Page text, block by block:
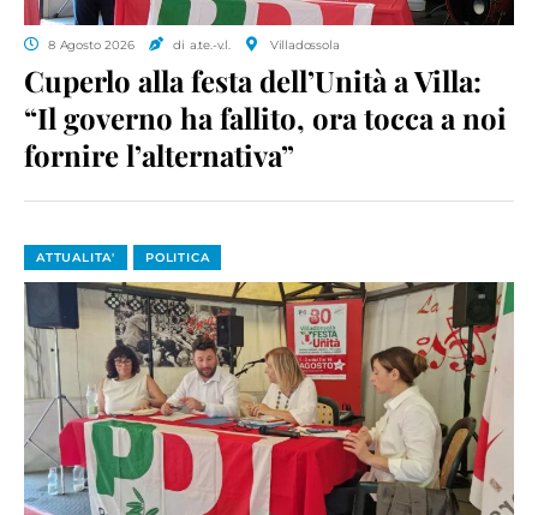
8 Agosto 2026 di a.te.-v.l. Villadossola
Cuperlo alla festa dell’Unità a Villa:
“Il governo ha fallito, ora tocca a noi
fornire l’alternativa”
ATTUALITA' POLITICA